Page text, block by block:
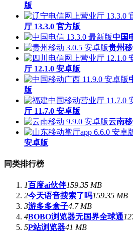
版
厅 13.3.0 官方版
中国
贵州
厅 12.1.0 安卓版
版
厅 11.7.0 安卓版
云南
安卓版
同类排行榜
1百度ai伙伴159.35 MB
2今天语音搜索了吗159.35 MB
3游多多盒子4.7 MB
4BOBO浏览器无国界全球通
5P站浏览器41 MB